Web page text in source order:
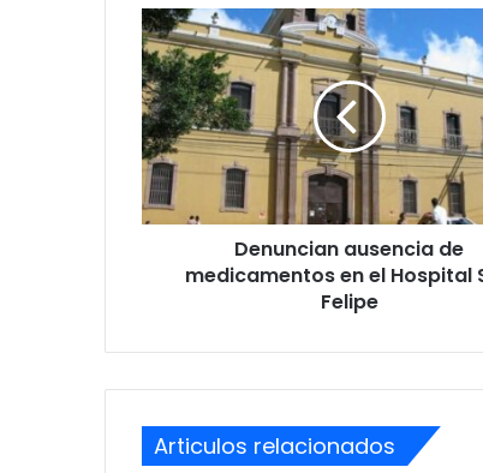
Denuncian
ausencia
de
medicamentos
en
el
Hospital
San
Felipe
Denuncian ausencia de
medicamentos en el Hospital
Felipe
Articulos relacionados